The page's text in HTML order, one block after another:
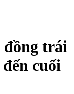
đồng trái
cuối